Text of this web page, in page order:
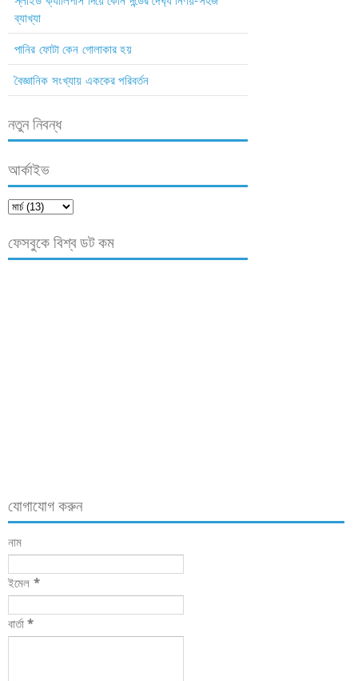
ব্যাখ্যা
পানির ফোটা কেন গোলাকার হয়
বৈজ্ঞানিক সংখ্যায় এককের পরিবর্তন
নতুন নিবন্ধ
আর্কাইভ
ফেসবুকে বিশ্ব ডট কম
যোগাযোগ করুন
নাম
ইমেল *
বার্তা*